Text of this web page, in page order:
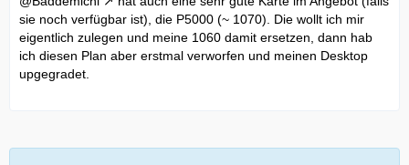
sie noch verfügbar ist), die P5000 (~ 1070). Die wollt ich mir
eigentlich zulegen und meine 1060 damit ersetzen, dann hab
ich diesen Plan aber erstmal verworfen und meinen Desktop
upgegradet.